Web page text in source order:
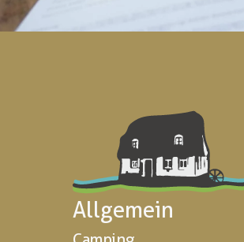
Allgemein